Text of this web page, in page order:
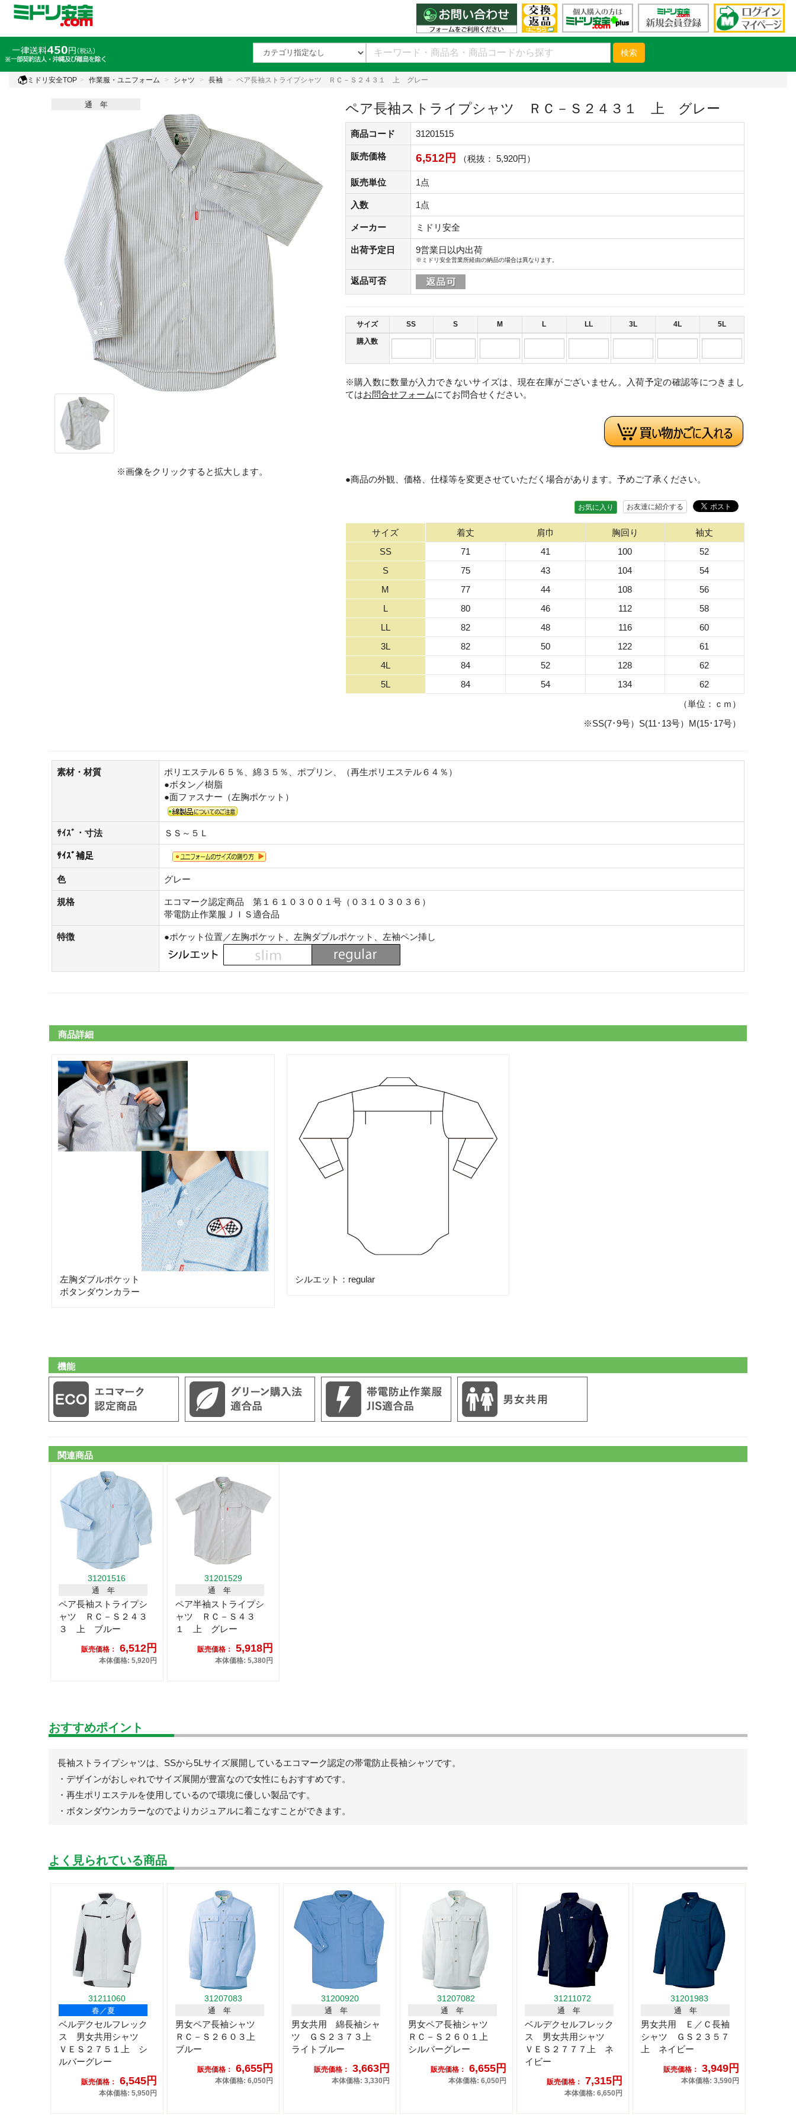
検索
ミドリ安全TOP 作業服・ユニフォーム シャツ 長袖 ペア長袖ストライプシャツ ＲＣ－Ｓ２４３１ 上 グレー
通 年
※画像をクリックすると拡大します。
ペア長袖ストライプシャツ ＲＣ－Ｓ２４３１ 上 グレー
商品コード 31201515
販売価格 6,512円 （税抜： 5,920円）
販売単位 1点
入数 1点
メーカー ミドリ安全
出荷予定日 9営業日以内出荷
※ミドリ安全営業所経由の納品の場合は異なります。
返品可否
サイズ SS S M L LL 3L 4L 5L
購入数
※購入数に数量が入力できないサイズは、現在在庫がございません。入荷予定の確認等につきまし
てはお問合せフォームにてお問合せください。
●商品の外観、価格、仕様等を変更させていただく場合があります。予めご了承ください。
お友達に紹介する
お気に入り
サイズ 着丈 肩巾 胸回り
袖丈
SS
71 41 100
52
S
75 43 104
54
M
77 44 108
56
L
80 46 112
58
LL
82 48 116
60
3L
82 50 122
61
4L
84 52 128
62
5L
84 54 134
62
（単位：ｃｍ）
※SS(7･9号）S(11･13号）M(15･17号）
素材・材質
ポリエステル６５％、綿３５％、ポプリン、（再生ポリエステル６４％）
●ボタン／樹脂
●面ファスナー（左胸ポケット）
ｻｲｽﾞ・寸法 ＳＳ～５Ｌ
ｻｲｽﾞ補足
色 グレー
規格
エコマーク認定商品 第１６１０３００１号（０３１０３０３６）
帯電防止作業服ＪＩＳ適合品
特徴 ●ポケット位置／左胸ポケット、左胸ダブルポケット、左袖ペン挿し
商品詳細
左胸ダブルポケット
ボタンダウンカラー
シルエット：regular
機能
関連商品
31201516
通 年
ペア長袖ストライプシ
ャツ ＲＣ－Ｓ２４３
３ 上 ブルー
販売価格： 6,512円
本体価格: 5,920円
31201529
通 年
ペア半袖ストライプシ
ャツ ＲＣ－Ｓ４３
１ 上 グレー
販売価格： 5,918円
本体価格: 5,380円
おすすめポイント
長袖ストライプシャツは、SSから5Lサイズ展開しているエコマーク認定の帯電防止長袖シャツです。
・デザインがおしゃれでサイズ展開が豊富なので女性にもおすすめです。
・再生ポリエステルを使用しているので環境に優しい製品です。
・ボタンダウンカラーなのでよりカジュアルに着こなすことができます。
よく見られている商品
31211060
春／夏
ベルデクセルフレック
ス 男女共用シャツ
ＶＥＳ２７５１上 シ
ルバーグレー
販売価格： 6,545円
本体価格: 5,950円
31207083
通 年
男女ペア長袖シャツ
ＲＣ－Ｓ２６０３上
ブルー
販売価格： 6,655円
本体価格: 6,050円
31200920
通 年
男女共用 綿長袖シャ
ツ ＧＳ２３７３上
ライトブルー
販売価格： 3,663円
本体価格: 3,330円
31207082
通 年
男女ペア長袖シャツ
ＲＣ－Ｓ２６０１上
シルバーグレー
販売価格： 6,655円
本体価格: 6,050円
31211072
通 年
ベルデクセルフレック
ス 男女共用シャツ
ＶＥＳ２７７７上 ネ
イビー
販売価格： 7,315円
本体価格: 6,650円
31201983
通 年
男女共用 Ｅ／Ｃ長袖
シャツ ＧＳ２３５７
上 ネイビー
販売価格： 3,949円
本体価格: 3,590円